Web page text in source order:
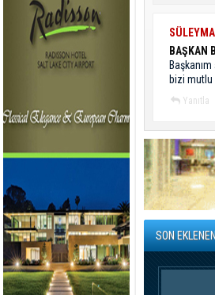
BAŞKAN
bizi mutlu
Yanıtla
SON